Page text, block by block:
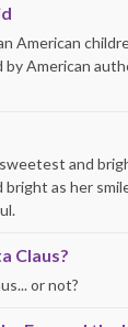
American
by American
and
as her
Claus?
or not?